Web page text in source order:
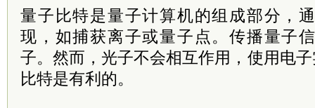
量子比特是量子计算机的组成部分，
现，如捕获离子或量子点。传播量子
子。然而，光子不会相互作用，使用电
比特是有利的。